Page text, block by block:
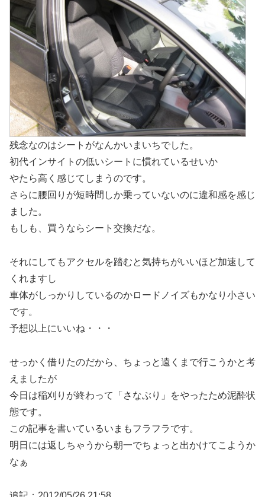
残念なのはシートがなんかいまいちでした。
初代インサイトの低いシートに慣れているせいか
やたら高く感じてしまうのです。
さらに腰回りが短時間しか乗っていないのに違和感を感じ
ました。
もしも、買うならシート交換だな。
それにしてもアクセルを踏むと気持ちがいいほど加速して
くれますし
車体がしっかりしているのかロードノイズもかなり小さい
です。
予想以上にいいね・・・
せっかく借りたのだから、ちょっと遠くまで行こうかと考
えましたが
今日は稲刈りが終わって「さなぶり」をやったため泥酔状
態です。
この記事を書いているいまもフラフラです。
明日には返しちゃうから朝一でちょっと出かけてこようか
なぁ